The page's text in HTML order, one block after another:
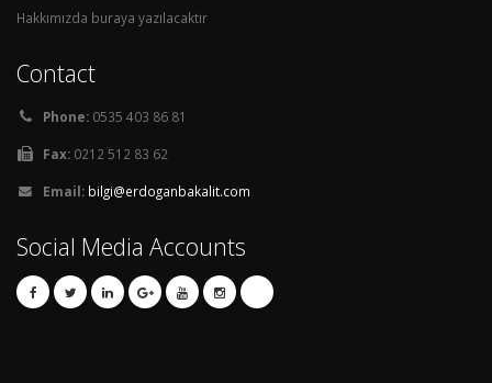
Hakkımızda buraya yazılacaktır
Contact
Phone: 0535 403 86 81
Fax: 0212 512 83 62
Email: bilgi@erdoganbakalit.com
Social Media Accounts